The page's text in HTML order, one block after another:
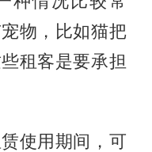
物，比如猫把
租客是要承担
使用期间，可